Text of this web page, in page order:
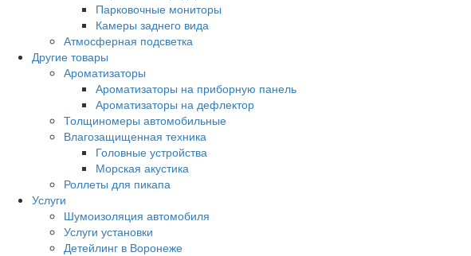
Парковочные мониторы
Камеры заднего вида
Атмосферная подсветка
Другие товары
Ароматизаторы
Ароматизаторы на приборную панель
Ароматизаторы на дефлектор
Толщиномеры автомобильные
Влагозащищенная техника
Головные устройства
Морская акустика
Роллеты для пикапа
Услуги
Шумоизоляция автомобиля
Услуги установки
Детейлинг в Воронеже